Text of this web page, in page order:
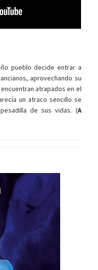
pueblo decide entrar a
aprovechando su
atrapados en el
un atraco sencillo se
de sus vidas. (A